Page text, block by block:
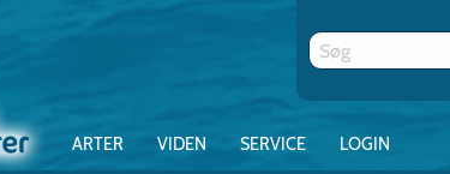
ARTER VIDEN SERVICE LOGIN